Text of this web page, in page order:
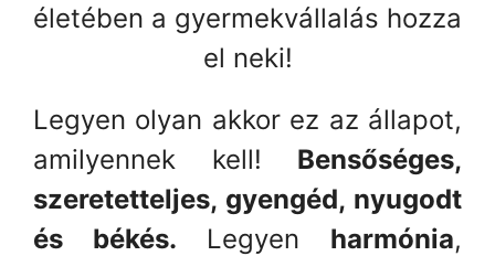
életében a gyermekvállalás hozza
el neki!
Legyen olyan akkor ez az állapot,
amilyennek kell! Bensőséges,
szeretetteljes, gyengéd, nyugodt
és békés. Legyen harmónia,